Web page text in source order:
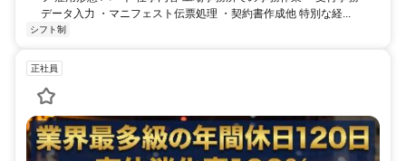
データ入力 ・マニフェスト伝票処理 ・契約書作成他 特別な経...
シフト制
正社員